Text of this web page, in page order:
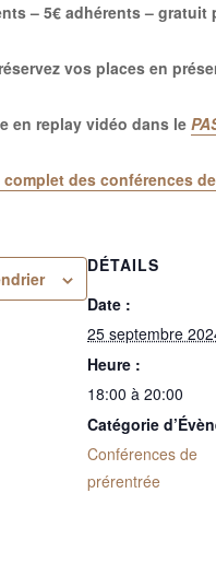
– 5€ adhérents – gratuit
réservez vos places en
en replay vidéo dans le
des conférences
DÉTAILS
Date :
25 septembre
Heure :
18:00 à 20:00
Catégorie
Conférences de
prérentrée